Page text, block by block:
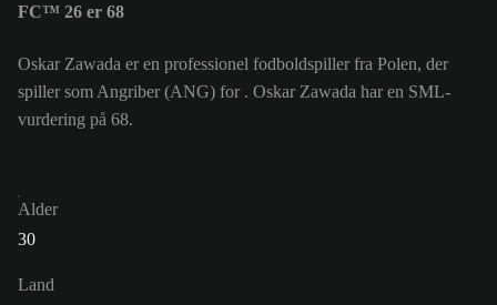
FC™ 26 er 68
Oskar Zawada er en professionel fodboldspiller fra Polen, der
spiller som Angriber (ANG) for . Oskar Zawada har en SML-
vurdering på 68.
Alder
30
Land